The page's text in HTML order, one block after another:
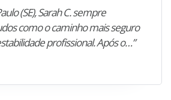
(SE), Sarah C. sempre
como o caminho mais seguro
profissional. Após o…”